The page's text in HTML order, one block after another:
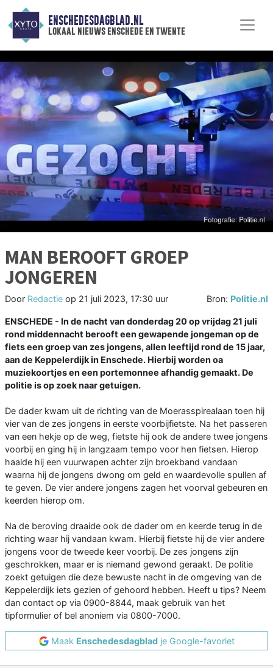
ENSCHEDESDAGBLAD.NL
lokaal nieuws enschede en twente
MAN BEROOFT GROEP
JONGEREN
Door Redactie op 21 juli 2023, 17:30 uur Bron: Politie.nl
ENSCHEDE - In de nacht van donderdag 20 op vrijdag 21 juli
rond middennacht berooft een gewapende jongeman op de
fiets een groep van zes jongens, allen leeftijd rond de 15 jaar,
aan de Keppelerdijk in Enschede. Hierbij worden oa
muziekoortjes en een portemonnee afhandig gemaakt. De
politie is op zoek naar getuigen.
De dader kwam uit de richting van de Moerasspirealaan toen hij
vier van de zes jongens in eerste voorbijfietste. Na het passeren
van een hekje op de weg, fietste hij ook de andere twee jongens
voorbij en ging hij in langzaam tempo voor hen fietsen. Hierop
haalde hij een vuurwapen achter zijn broekband vandaan
waarna hij de jongens dwong om geld en waardevolle spullen af
te geven. De vier andere jongens zagen het voorval gebeuren en
keerden hierop om.
Na de beroving draaide ook de dader om en keerde terug in de
richting waar hij vandaan kwam. Hierbij fietste hij de vier andere
jongens voor de tweede keer voorbij. De zes jongens zijn
geschrokken, maar er is niemand gewond geraakt. De politie
zoekt getuigen die deze bewuste nacht in de omgeving van de
Keppelerdijk iets gezien of gehoord hebben. Heeft u tips? Neem
dan contact op via 0900-8844, maak gebruik van het
tipformulier of bel anoniem via 0800-7000.
Maak Enschedesdagbladje Google-favoriet